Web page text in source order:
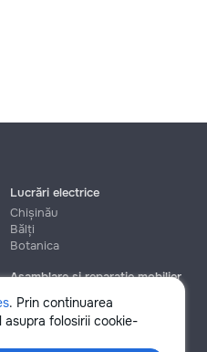
. Prin continuarea
asupra folosirii cookie-
Lucrări electrice
Chișinău
Bălți
Botanica
Asamblare și reparație mobilier
Chișinău
Botanica